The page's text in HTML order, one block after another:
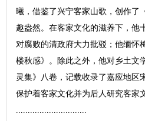
曦，借鉴了兴宁客家山歌，创作了
趣盎然。在客家文化的滋养下，他
对腐败的清政府大力批驳；他缅怀
楼秋感》。除此之外，他对乡土文
灵集》八卷，记载收录了嘉应地区
保护着客家文化并为后人研究客家